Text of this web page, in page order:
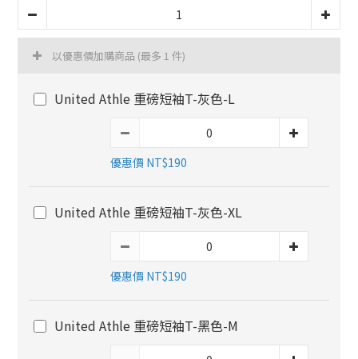
以優惠價加購商品 (最多 1 件)
United Athle 重磅短袖T-灰色-L
優惠價 NT$190
United Athle 重磅短袖T-灰色-XL
優惠價 NT$190
United Athle 重磅短袖T-黑色-M